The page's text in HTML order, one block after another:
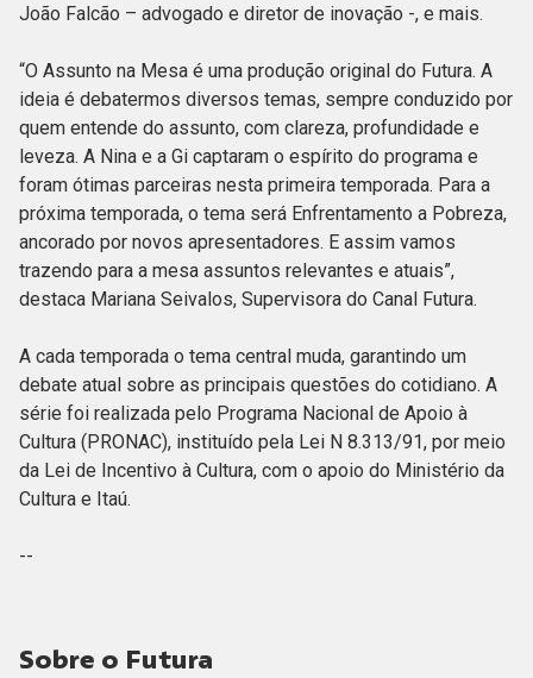
João Falcão – advogado e diretor de inovação -, e mais.
“O Assunto na Mesa é uma produção original do Futura. A
ideia é debatermos diversos temas, sempre conduzido por
quem entende do assunto, com clareza, profundidade e
leveza. A Nina e a Gi captaram o espírito do programa e
foram ótimas parceiras nesta primeira temporada. Para a
próxima temporada, o tema será Enfrentamento a Pobreza,
ancorado por novos apresentadores. E assim vamos
trazendo para a mesa assuntos relevantes e atuais”,
destaca Mariana Seivalos, Supervisora do Canal Futura.
A cada temporada o tema central muda, garantindo um
debate atual sobre as principais questões do cotidiano. A
série foi realizada pelo Programa Nacional de Apoio à
Cultura (PRONAC), instituído pela Lei N 8.313/91, por meio
da Lei de Incentivo à Cultura, com o apoio do Ministério da
Cultura e Itaú.
--
Sobre o Futura